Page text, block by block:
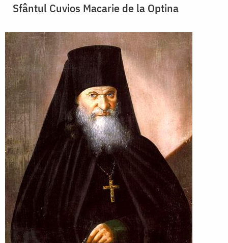
Sfântul Cuvios Macarie de la Optina